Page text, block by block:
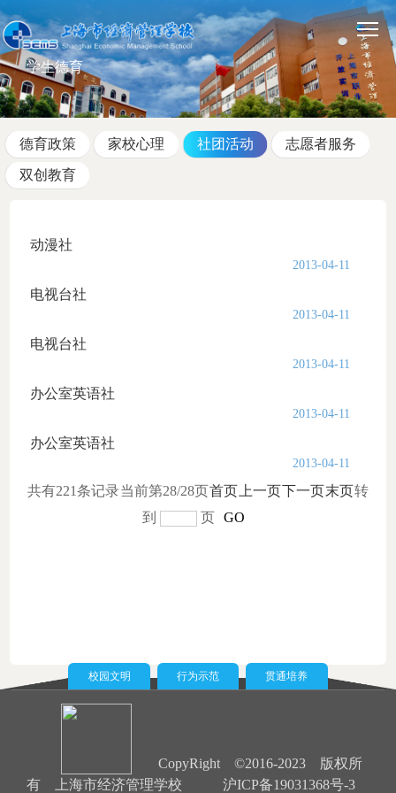
学生德育
德育政策 家校心理 社团活动 志愿者服务
双创教育
动漫社
2013-04-11
电视台社
2013-04-11
电视台社
2013-04-11
办公室英语社
2013-04-11
办公室英语社
2013-04-11
共有221条记录当前第28/28页首页 上一页下一页末页转
到
页 GO
校园文明 行为示范 贯通培养
CopyRight ©2016-2023 版权所
有 上海市经济管理学校
沪ICP备19031368号-3